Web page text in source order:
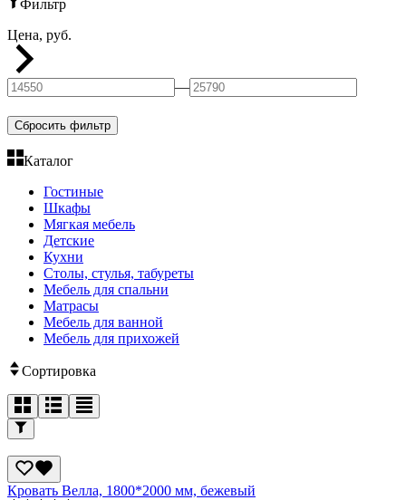
Фильтр
Цена, руб.
—
Сбросить фильтр
Каталог
Гостиные
Шкафы
Мягкая мебель
Детские
Кухни
Столы, стулья, табуреты
Мебель для спальни
Матрасы
Мебель для ванной
Мебель для прихожей
Сортировка
Кровать Велла, 1800*2000 мм, бежевый